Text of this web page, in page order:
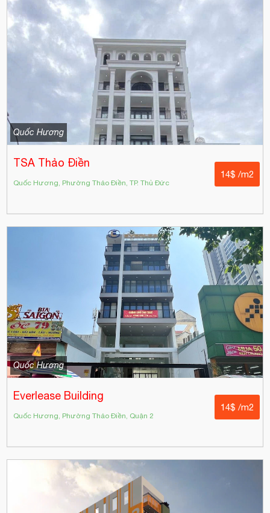
Quốc Hương
TSA Thảo Điền
Quốc Hương, Phường Thảo Điền, TP. Thủ Đức
14$ /m2
Quốc Hương
Everlease Building
Quốc Hương, Phường Thảo Điền, Quận 2
14$ /m2